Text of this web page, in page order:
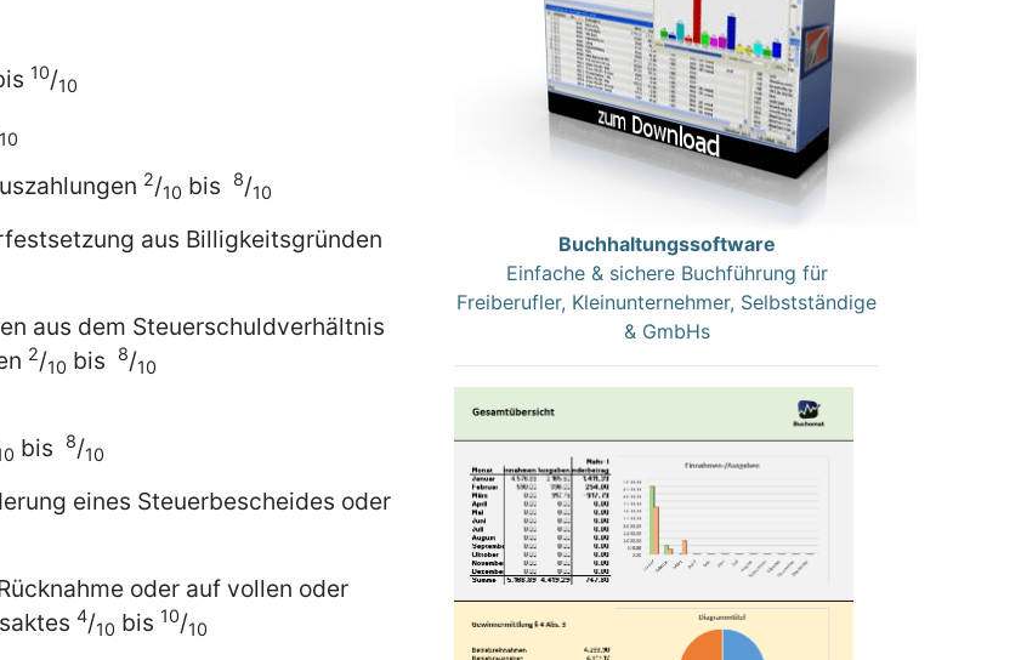
10/10
10
2/10 bis 8/10
aus Billigkeitsgründen
aus dem Steuerschuldverhältnis
2/10 bis 8/10
bis 8/10
eines Steuerbescheides oder
oder auf vollen oder
4/10 bis 10/10
Buchhaltungssoftware
Einfache & sichere Buchführung für
Freiberufler, Kleinunternehmer, Selbstständige
& GmbHs